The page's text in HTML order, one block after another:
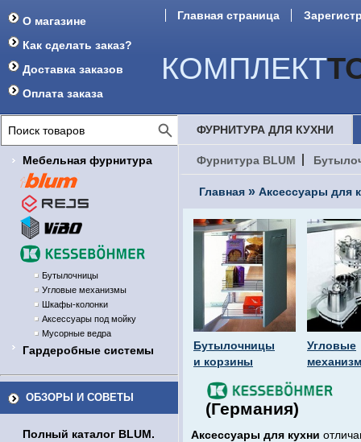
О магазине
Как сделать заказ?
Доставка заказов
Оплата заказа
Главная страница
КОМПЛЕКТ
Мебельная фурнитура
Бутылочницы
Угловые механизмы
Шкафы-колонки
Аксессуары под мойку
Мусорные ведра
Гардеробные системы
ОБЗОРЫ И СОВЕТЫ
Полный каталог BLUM.
ФУРНИТУРА ДЛЯ КУХНИ
Фурнитура BLUM
Главная » Аксессуары для
Бутылочницы
и корзины
Угловые
(Германия)
Аксессуары для кухни